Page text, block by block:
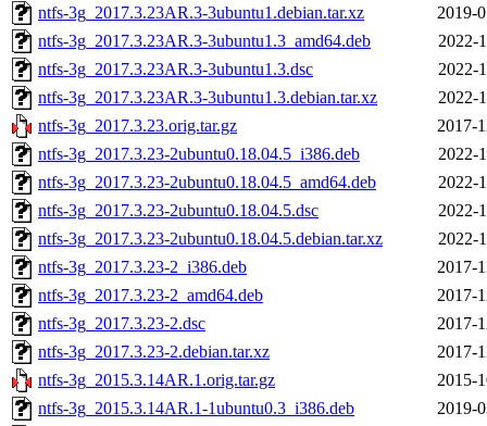
ntfs-3g_2017.3.23AR.3-3ubuntu1.debian.tar.xz
2019-
ntfs-3g_2017.3.23AR.3-3ubuntu1.3_amd64.deb
2022-
ntfs-3g_2017.3.23AR.3-3ubuntu1.3.dsc
2022-
ntfs-3g_2017.3.23AR.3-3ubuntu1.3.debian.tar.xz
2022-
ntfs-3g_2017.3.23.orig.tar.gz
2017-
ntfs-3g_2017.3.23-2ubuntu0.18.04.5_i386.deb
2022-
ntfs-3g_2017.3.23-2ubuntu0.18.04.5_amd64.deb
2022-
ntfs-3g_2017.3.23-2ubuntu0.18.04.5.dsc
2022-
ntfs-3g_2017.3.23-2ubuntu0.18.04.5.debian.tar.xz
2022-
ntfs-3g_2017.3.23-2_i386.deb
2017-
ntfs-3g_2017.3.23-2_amd64.deb
2017-
ntfs-3g_2017.3.23-2.dsc
2017-
ntfs-3g_2017.3.23-2.debian.tar.xz
2017-
ntfs-3g_2015.3.14AR.1.orig.tar.gz
2015-
ntfs-3g_2015.3.14AR.1-1ubuntu0.3_i386.deb
2019-